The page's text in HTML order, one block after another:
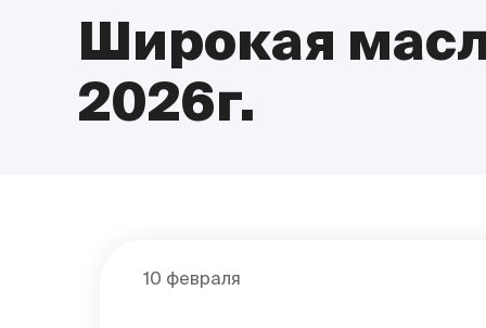
Широкая
2026г.
10 февраля